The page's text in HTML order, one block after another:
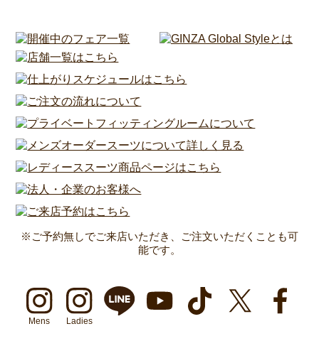
※ご予約無しでご来店いただき、ご注文いただくことも可
能です。
Mens Ladies